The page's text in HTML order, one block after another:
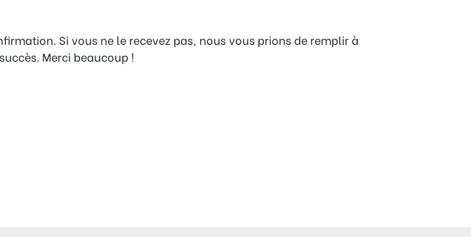
Si vous ne le recevez pas, nous vous prions de remplir à
Merci beaucoup !